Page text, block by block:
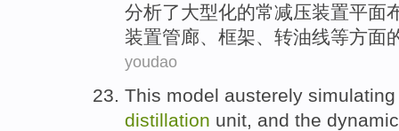
分析了大型化的常减压装置平面
装置管廊、 框架、 转油线等方面
youdao
This model austerely simulating
distillation unit, and the